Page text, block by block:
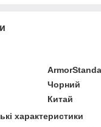
Чорний
Китай
характеристики